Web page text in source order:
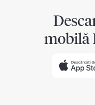
mobilă